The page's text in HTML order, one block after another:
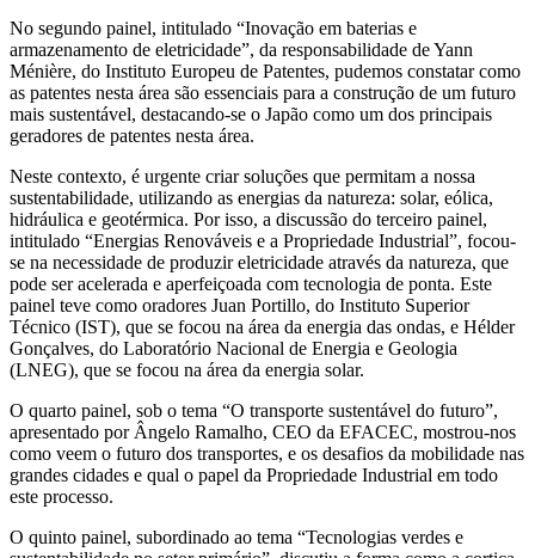
No segundo painel, intitulado “Inovação em baterias e
armazenamento de eletricidade”, da responsabilidade de Yann
Ménière, do Instituto Europeu de Patentes, pudemos constatar como
as patentes nesta área são essenciais para a construção de um futuro
mais sustentável, destacando-se o Japão como um dos principais
geradores de patentes nesta área.
Neste contexto, é urgente criar soluções que permitam a nossa
sustentabilidade, utilizando as energias da natureza: solar, eólica,
hidráulica e geotérmica. Por isso, a discussão do terceiro painel,
intitulado “Energias Renováveis ​​e a Propriedade Industrial”, focou-
se na necessidade de produzir eletricidade através da natureza, que
pode ser acelerada e aperfeiçoada com tecnologia de ponta. Este
painel teve como oradores Juan Portillo, do Instituto Superior
Técnico (IST), que se focou na área da energia das ondas, e Hélder
Gonçalves, do Laboratório Nacional de Energia e Geologia
(LNEG), que se focou na área da energia solar.
O quarto painel, sob o tema “O transporte sustentável do futuro”,
apresentado por Ângelo Ramalho, CEO da EFACEC, mostrou-nos
como veem o futuro dos transportes, e os desafios da mobilidade nas
grandes cidades e qual o papel da Propriedade Industrial em todo
este processo.
O quinto painel, subordinado ao tema “Tecnologias verdes e